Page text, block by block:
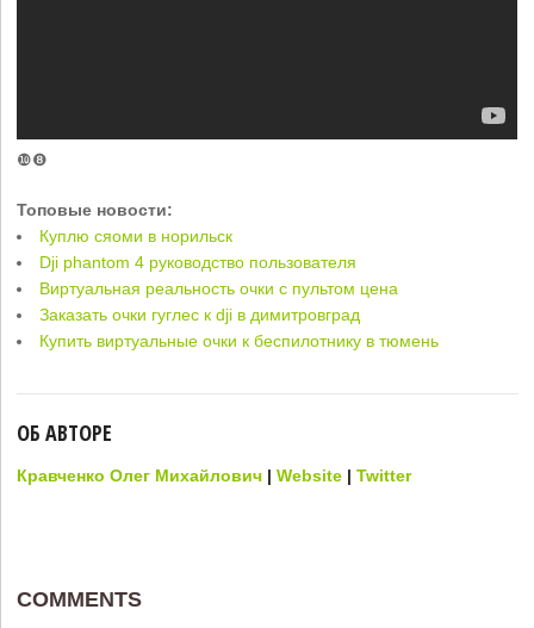
❿❽
Топовые новости:
Куплю сяоми в норильск
Dji phantom 4 руководство пользователя
Виртуальная реальность очки с пультом цена
Заказать очки гуглес к dji в димитровград
Купить виртуальные очки к беспилотнику в тюмень
ОБ АВТОРЕ
Кравченко Олег Михайлович |Website |Twitter
COMMENTS